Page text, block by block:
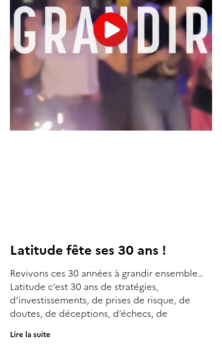
Latitude fête ses 30 ans !
Revivons ces 30 années à grandir ensemble…
Latitude c’est 30 ans de stratégies,
d’investissements, de prises de risque, de
doutes, de déceptions, d’échecs, de
Lire la suite